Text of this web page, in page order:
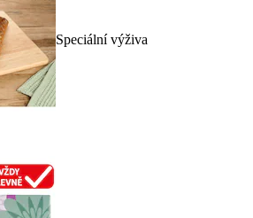
Speciální výživa